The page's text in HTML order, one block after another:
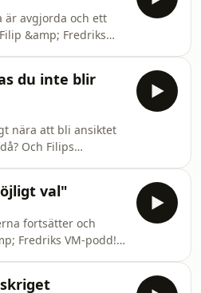
Filip rapporterar från
Europa — och
de förstå
sporthändelse
människorna,
och de absurda
är avgjorda och ett
&amp; Fredriks
en egen VM-
sin vanliga podcast.
från USA, Fredrik
tillsammans
världens största
matcherna,
känslorna
detalj
du inte blir
nära att bli ansiktet
Och Filips
frågor i den
som GÅR att
var då? Hosted on
privacy for more
val"
fortsätter och
Fredriks VM-podd!